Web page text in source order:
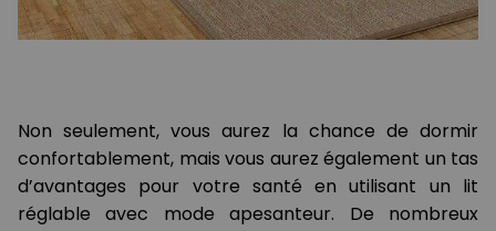
Non seulement, vous aurez la chance de dormir
confortablement, mais vous aurez également un tas
d’avantages pour votre santé en utilisant un lit
réglable avec mode apesanteur. De nombreux